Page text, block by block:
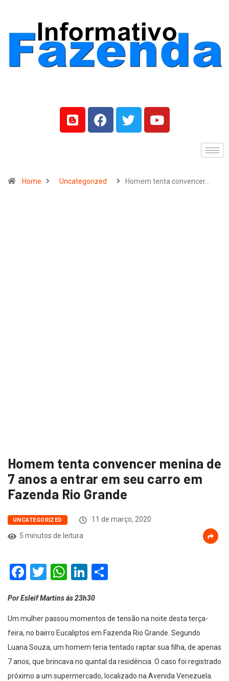
Home Uncategorized Homem tenta convencer…
Homem tenta convencer menina de
7 anos a entrar em seu carro em
Fazenda Rio Grande
UNCATEGORIZED
11 de março, 2020
5 minutos de leitura
Facebook
Twitter
WhatsApp
LinkedIn
Por Esleif Martins ás 23h30
Um mulher passou momentos de tensão na noite desta terça-
feira, no bairro Eucaliptos em Fazenda Rio Grande. Segundo
Luana Souza, um homem teria tentado raptar sua filha, de apenas
7 anos, que brincava no quintal da residência. O caso foi registrado
próximo a um supermercado, localizado na Avenida Venezuela.